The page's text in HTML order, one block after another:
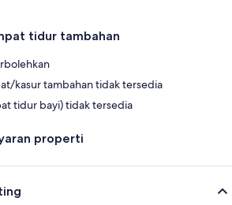
tidur tambahan
kasur tambahan tidak tersedia
tidur bayi) tidak tersedia
properti